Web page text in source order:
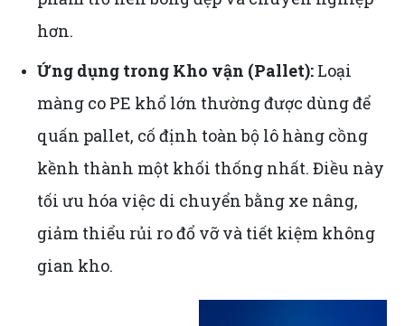
hơn.
Ứng dụng trong Kho vận (Pallet): Loại
màng co PE khổ lớn thường được dùng để
quấn pallet, cố định toàn bộ lô hàng cồng
kềnh thành một khối thống nhất. Điều này
tối ưu hóa việc di chuyển bằng xe nâng,
giảm thiểu rủi ro đổ vỡ và tiết kiệm không
gian kho.